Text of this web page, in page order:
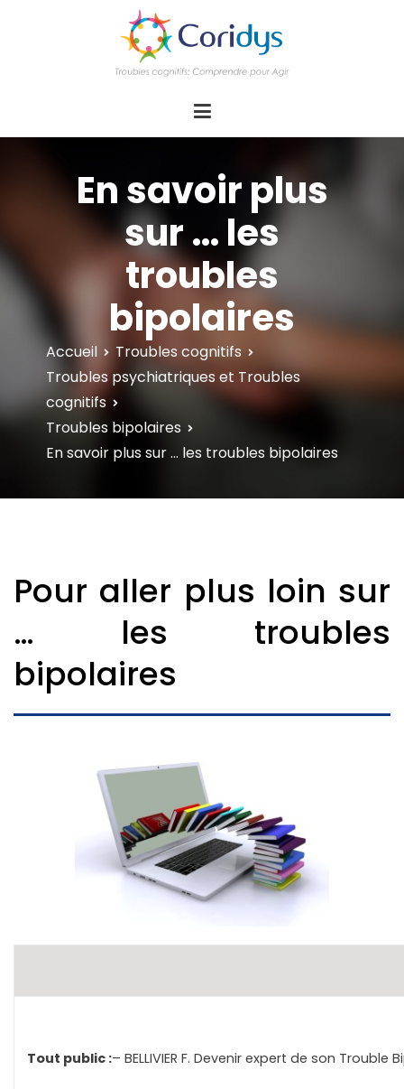
d'actions Information Accompagnement
Innovation/E­xpertise Formations autour des
En savoir plus
sur … les
troubles
bipolaires
Accueil
Troubles cognitifs
Troubles psychiatriques et Troubles
cognitifs
Troubles bipolaires
En savoir plus sur … les troubles bipolaires
Pour aller plus loin sur
… les troubles
bipolaires
Tout public :– BELLIVIER F. Devenir expert de son Trouble